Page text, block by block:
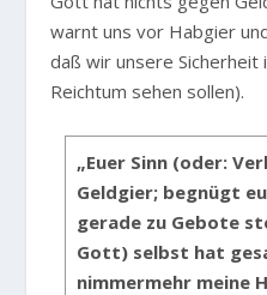
warnt uns vor Habgier
daß wir unsere Sicherheit
Reichtum sehen sollen).
„Euer Sinn (oder:
Geldgier; begnügt
gerade zu Gebote
Gott) selbst hat
nimmermehr meine